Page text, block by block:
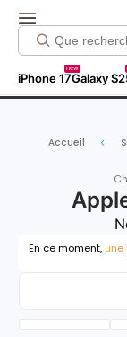
iPhone 17
new
Galaxy
Accueil
En ce moment, une